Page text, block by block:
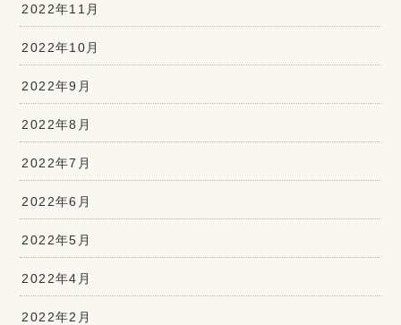
2022年11月
2022年10月
2022年9月
2022年8月
2022年7月
2022年6月
2022年5月
2022年4月
2022年2月